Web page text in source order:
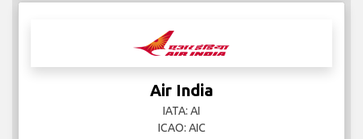
Air India
IATA: AI
ICAO: AIC